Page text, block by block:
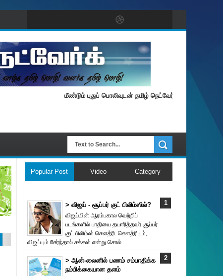
மீண்டும் புதுப் பொலிவுடன் தமிழ் நெட்வேர்க்.
Popular Post Video Category
> விஜய் - சூப்பர் குட் பிலிம்ஸில்?
விஜய்யின் ஆரம்பகால வெற்றிப்
படங்களில் பாதியை தயா‌ரித்தவர் சூப்பர்
குட் பிலிம்ஸ் சௌத்‌ரி. சௌத்‌ரியும்,
விஜய்யும் சேர்ந்தால் சக்சஸ் என்று சொல்...
> ஆன்-லைனில் பணம் சம்பாதிக்க
நம்பிக்கையான தளம்